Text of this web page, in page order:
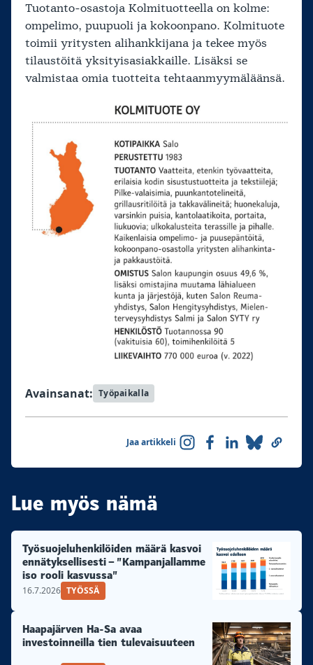
Tuotanto-osastoja Kolmituotteella on kolme:
ompelimo, puupuoli ja kokoonpano. Kolmituote
toimii yritysten alihankkijana ja tekee myös
tilaustöitä yksityisasiakkaille. Lisäksi se
valmistaa omia tuotteita tehtaanmyymäläänsä.
Avainsanat: Työpaikalla
Jaa artikkeli
Lue myös nämä
Työsuojeluhenkilöiden määrä kasvoi
ennätyksellisesti – ”Kampanjallamme
iso rooli kasvussa”
16.7.2026 TYÖSSÄ
Haapajärven Ha-Sa avaa
investoinneilla tien tulevaisuuteen